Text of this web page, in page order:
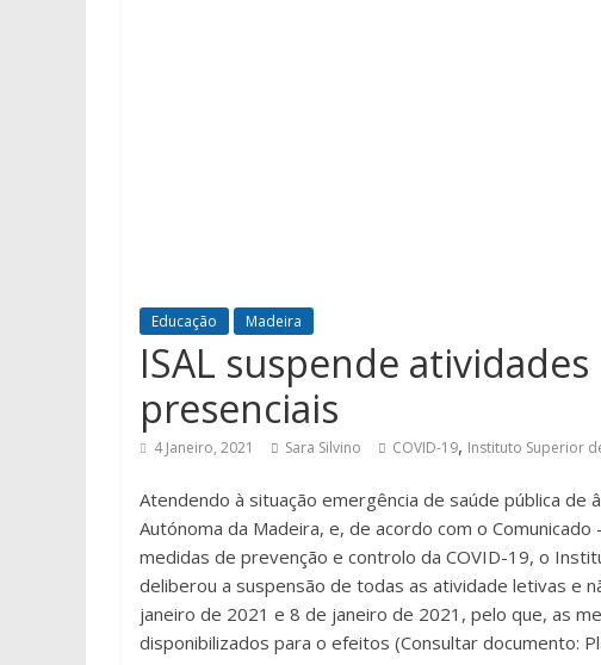
Educação Madeira
ISAL suspende
presenciais
4 Janeiro, 2021 Sara Silvino COVID-19, Instituto Superior
Atendendo à situação emergência de saúde pública de
Autónoma da Madeira, e, de acordo com o
medidas de prevenção e controlo da COVID-19, o
deliberou a suspensão de todas as atividade letivas e
janeiro de 2021 e 8 de janeiro de 2021, pelo que, as
disponibilizados para o efeitos (Consultar documento: